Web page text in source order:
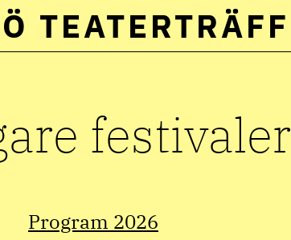
Välj
språk:
TEATERTRÄFF
festivaler
Program 2026